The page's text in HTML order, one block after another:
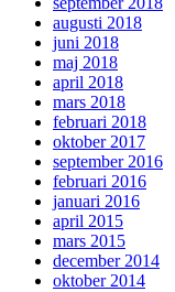
augusti 2018
juni 2018
maj 2018
april 2018
mars 2018
februari 2018
oktober 2017
september 2016
februari 2016
januari 2016
april 2015
mars 2015
december 2014
oktober 2014